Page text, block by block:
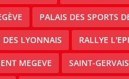
PALAIS DES SPORTS
DES LYONNAIS RALLYE
MEGEVE SAINT-GERVAIS